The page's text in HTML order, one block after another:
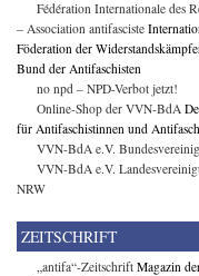
Fédération Internationale des
– Association antifasciste
Föderation der
Bund der Antifaschisten
no npd – NPD-Verbot jetzt!
Online-Shop der VVN-BdA
für Antifaschistinnen und
VVN-BdA e.V.
VVN-BdA e.V.
NRW
ZEITSCHRIFT
„antifa“-Zeitschrift Magazin